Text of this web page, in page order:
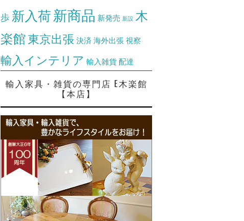
歩 新入荷新商品 新発売 新設 木
楽館 東京出張 決済 海外出張 視察
輸入インテリア 輸入雑貨 配達
輸入家具・雑貨の専門店 E木楽館
【本店】